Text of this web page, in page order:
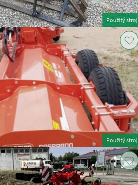
Použitý stroj
Použitý stroj